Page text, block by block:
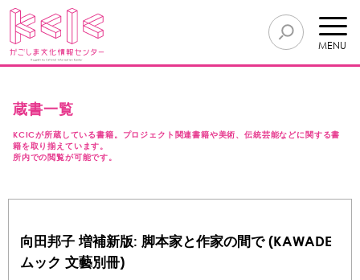
MENU
蔵書一覧
KCICが所蔵している書籍。プロジェクト関連書籍や美術、伝統芸能などに関する書
籍を取り揃えています。
所内での閲覧が可能です。
向田邦子 増補新版: 脚本家と作家の間で (KAWADE
ムック 文藝別冊)